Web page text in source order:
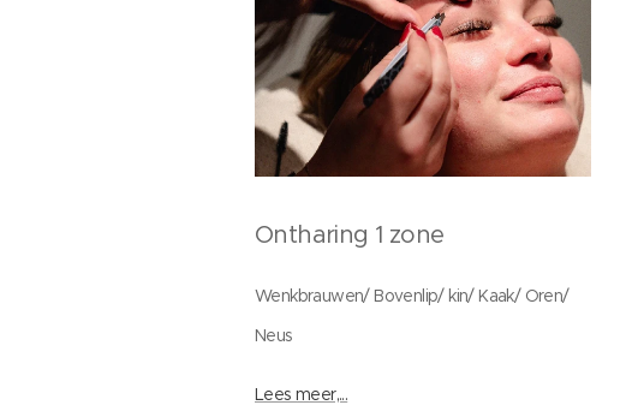
Ontharing 1 zone
Wenkbrauwen/ Bovenlip/ kin/ Kaak/ Oren/
Neus
Lees meer,...